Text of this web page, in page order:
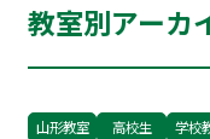
に！） 作った笑
^)、
教室別アーカ
山形教室 高校生 学校